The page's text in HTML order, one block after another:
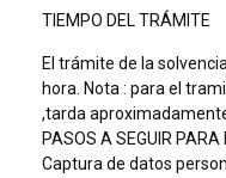
TIEMPO DEL TRÁMITE
El trámite de la
hora. Nota : para el
,tarda
PASOS A SEGUIR PARA
Captura de datos